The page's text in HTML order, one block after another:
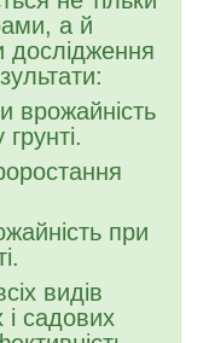
а й
врожайність
при
видів
і садових